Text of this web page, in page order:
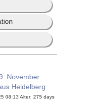
November
Heidelberg
08:13 Alter: 275 days